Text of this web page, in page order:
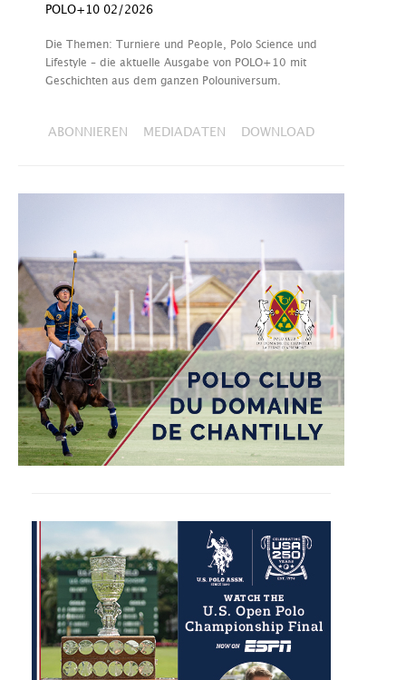
POLO+10 02/2026
Die Themen: Turniere und People, Polo Science und
Lifestyle – die aktuelle Ausgabe von POLO+10 mit
Geschichten aus dem ganzen Polouniversum.
ABONNIEREN MEDIADATEN DOWNLOAD